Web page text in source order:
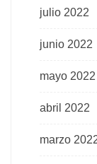
julio 2022
junio 2022
mayo 2022
abril 2022
marzo